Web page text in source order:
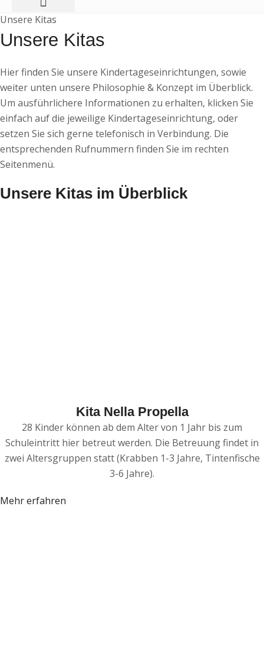
Unsere Kitas
Unsere Kitas
Hier finden Sie unsere Kindertageseinrichtungen, sowie
weiter unten unsere Philosophie & Konzept im Überblick.
Um ausführlichere Informationen zu erhalten, klicken Sie
einfach auf die jeweilige Kindertageseinrichtung, oder
setzen Sie sich gerne telefonisch in Verbindung. Die
entsprechenden Rufnummern finden Sie im rechten
Seitenmenü.
Unsere Kitas im Überblick
Kita Nella Propella
28 Kinder können ab dem Alter von 1 Jahr bis zum
Schuleintritt hier betreut werden. Die Betreuung findet in
zwei Altersgruppen statt (Krabben 1-3 Jahre, Tintenfische
3-6 Jahre).
Mehr erfahren